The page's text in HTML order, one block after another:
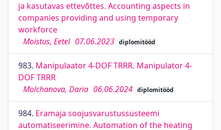
ja kasutavas ettevõttes. Accounting aspects in
companies providing and using temporary
workforce
Moistus, Eetel 07.06.2023 diplomitööd
983. Manipulaator 4-DOF TRRR. Manipulator 4-
DOF TRRR
Molchanova, Daria 06.06.2024 diplomitööd
984. Eramaja soojusvarustussüsteemi
automatiseerimine. Automation of the heating